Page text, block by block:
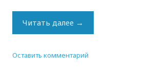
Читать далее →
Оставить комментарий